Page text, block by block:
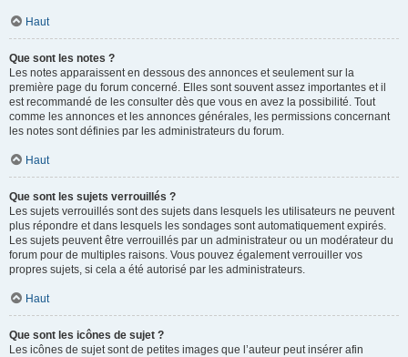
Haut
Que sont les notes ?
Les notes apparaissent en dessous des annonces et seulement sur la
première page du forum concerné. Elles sont souvent assez importantes et il
est recommandé de les consulter dès que vous en avez la possibilité. Tout
comme les annonces et les annonces générales, les permissions concernant
les notes sont définies par les administrateurs du forum.
Haut
Que sont les sujets verrouillés ?
Les sujets verrouillés sont des sujets dans lesquels les utilisateurs ne peuvent
plus répondre et dans lesquels les sondages sont automatiquement expirés.
Les sujets peuvent être verrouillés par un administrateur ou un modérateur du
forum pour de multiples raisons. Vous pouvez également verrouiller vos
propres sujets, si cela a été autorisé par les administrateurs.
Haut
Que sont les icônes de sujet ?
Les icônes de sujet sont de petites images que l’auteur peut insérer afin